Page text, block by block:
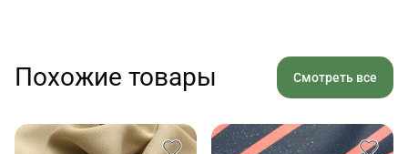
Похожие товары Смотреть все